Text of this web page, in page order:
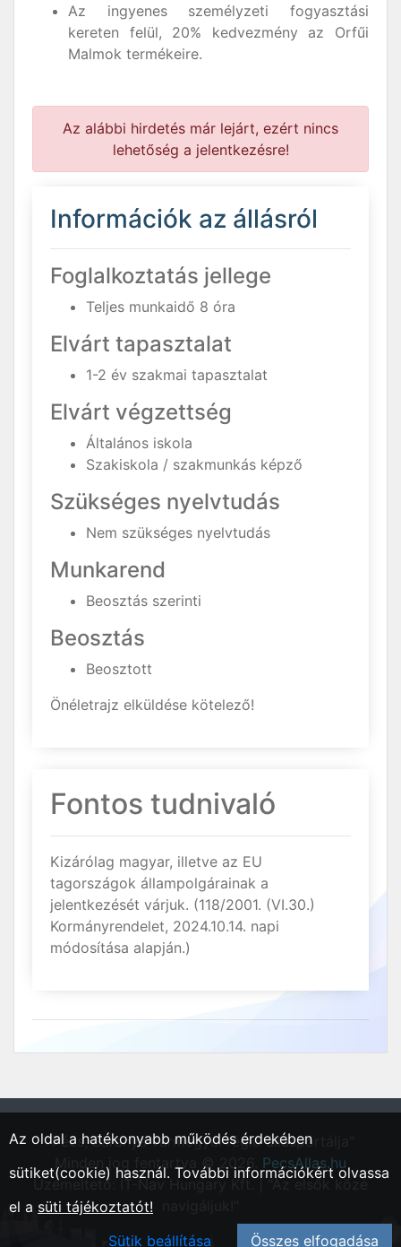
Az ingyenes személyzeti fogyasztási
kereten felül, 20% kedvezmény az Orfűi
Malmok termékeire.
Az alábbi hirdetés már lejárt, ezért nincs
lehetőség a jelentkezésre!
Információk az állásról
Foglalkoztatás jellege
Teljes munkaidő 8 óra
Elvárt tapasztalat
1-2 év szakmai tapasztalat
Elvárt végzettség
Általános iskola
Szakiskola / szakmunkás képző
Szükséges nyelvtudás
Nem szükséges nyelvtudás
Munkarend
Beosztás szerinti
Beosztás
Beosztott
Önéletrajz elküldése kötelező!
Fontos tudnivaló
Kizárólag magyar, illetve az EU
tagországok állampolgárainak a
jelentkezését várjuk. (118/2001. (VI.30.)
Kormányrendelet, 2024.10.14. napi
módosítása alapján.)
"Pécs, Baranya vármegyei régió állásportálja"
Minden jog fentartva © 2026. PecsAllas.hu
Üzemeltető: IT-Nav Hungary Kft. | "Az elsők közé
Az oldal a hatékonyabb működés érdekében
sütiket(cookie) használ. További információkért olvassa
el a süti tájékoztatót!
Sütik beállítása
Összes elfogadása